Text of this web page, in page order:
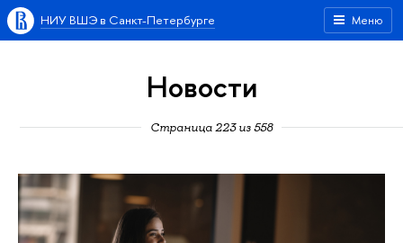
Меню
НИУ ВШЭ в Санкт-Петербурге
Новости
Страница 223 из 558